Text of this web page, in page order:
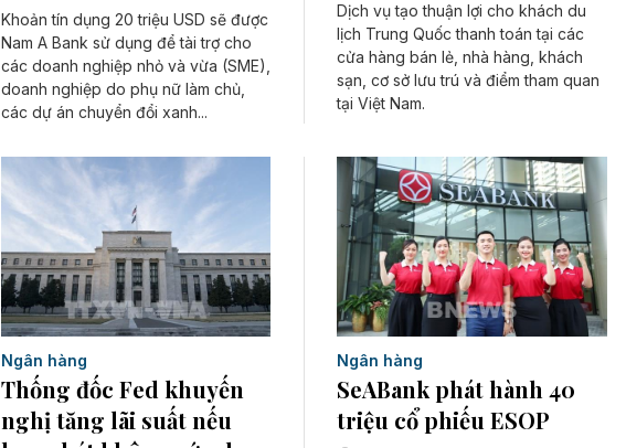
Khoản tín dụng 20 triệu USD sẽ được
Nam A Bank sử dụng để tài trợ cho
các doanh nghiệp nhỏ và vừa (SME),
doanh nghiệp do phụ nữ làm chủ,
các dự án chuyển đổi xanh...
Dịch vụ tạo thuận lợi cho khách du
lịch Trung Quốc thanh toán tại các
cửa hàng bán lẻ, nhà hàng, khách
sạn, cơ sở lưu trú và điểm tham quan
tại Việt Nam.
Ngân hàng
Thống đốc Fed khuyến
nghị tăng lãi suất nếu
Ngân hàng
SeABank phát hành 40
triệu cổ phiếu ESOP